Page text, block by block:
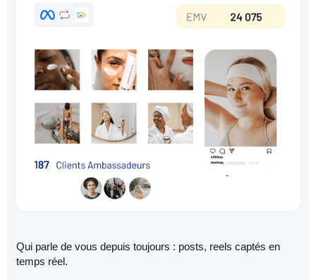
Qui parle de vous depuis toujours : posts, reels captés en
temps réel.